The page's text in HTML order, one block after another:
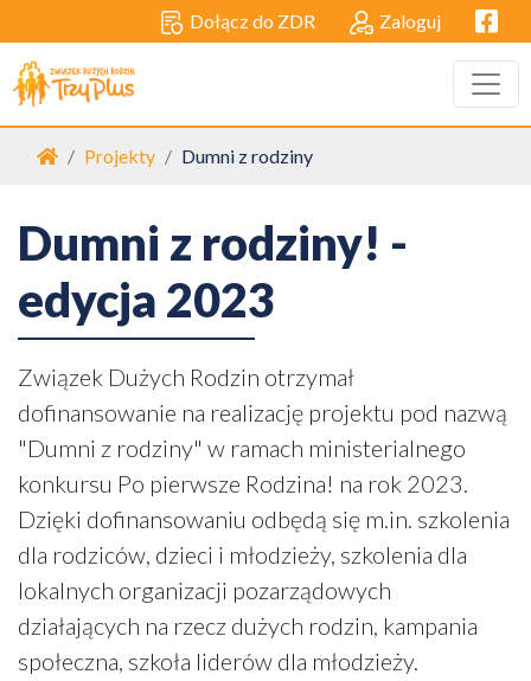
Dołącz do ZDR Zaloguj
Strona główna
Projekty Dumni z rodziny
Dumni z rodziny! -
edycja 2023
Związek Dużych Rodzin otrzymał
dofinansowanie na realizację projektu pod nazwą
"Dumni z rodziny" w ramach ministerialnego
konkursu Po pierwsze Rodzina! na rok 2023.
Dzięki dofinansowaniu odbędą się m.in. szkolenia
dla rodziców, dzieci i młodzieży, szkolenia dla
lokalnych organizacji pozarządowych
działających na rzecz dużych rodzin, kampania
społeczna, szkoła liderów dla młodzieży.